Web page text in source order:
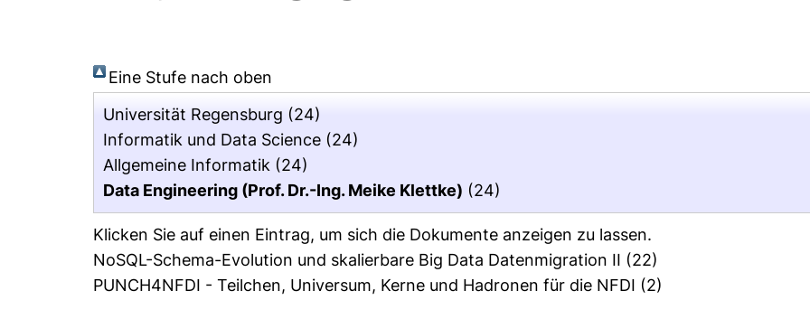
Eine Stufe nach oben
Universität Regensburg (24)
Informatik und Data Science (24)
Allgemeine Informatik (24)
Data Engineering (Prof. Dr.-Ing. Meike Klettke) (24)
Klicken Sie auf einen Eintrag, um sich die Dokumente anzeigen zu lassen.
NoSQL-Schema-Evolution und skalierbare Big Data Datenmigration II (22)
PUNCH4NFDI - Teilchen, Universum, Kerne und Hadronen für die NFDI (2)